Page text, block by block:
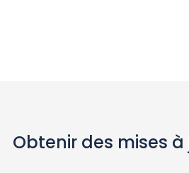
Obtenir des mises